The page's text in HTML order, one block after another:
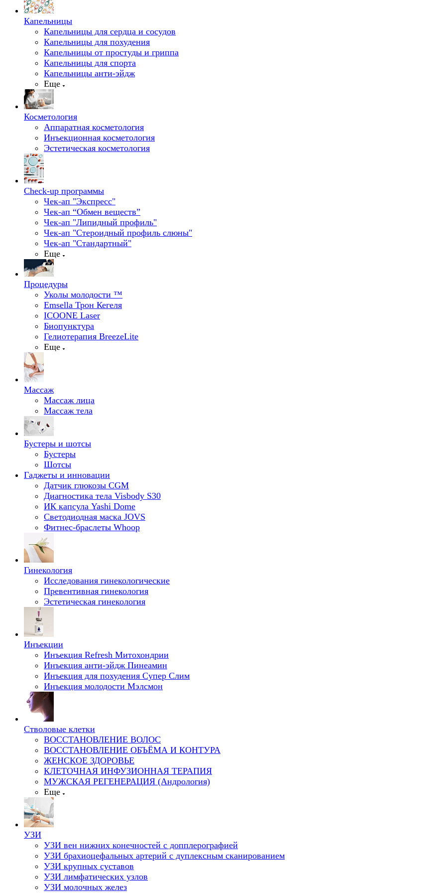
Капельницы
Капельницы для сердца и сосудов
Капельницы для похудения
Капельницы от простуды и гриппа
Капельницы для спорта
Капельницы анти-эйдж
Еще
Косметология
Аппаратная косметология
Инъекционная косметология
Эстетическая косметология
Check-up программы
Чек-ап "Экспресс"
Чек-ап “Обмен веществ”
Чек-ап "Липидный профиль"
Чек-ап "Стероидный профиль слюны"
Чек-ап "Стандартный"
Еще
Процедуры
Уколы молодости ™
Emsella Трон Кегеля
ICOONE Laser
Биопунктура
Гелиотерапия BreezeLite
Еще
Массаж
Массаж лица
Массаж тела
Бустеры и шотсы
Бустеры
Шотсы
Гаджеты и инновации
Датчик глюкозы CGM
Диагностика тела Visbody S30
ИК капсула Yashi Dome
Светодиодная маска JOVS
Фитнес-браслеты Whoop
Гинекология
Исследования гинекологические
Превентивная гинекология
Эстетическая гинекология
Инъекции
Инъекция Refresh Митохондрии
Инъекция анти-эйдж Пинеамин
Инъекция для похудения Супер Слим
Инъекция молодости Мэлсмон
Стволовые клетки
ВОССТАНОВЛЕНИЕ ВОЛОС
ВОССТАНОВЛЕНИЕ ОБЪЁМА И КОНТУРА
ЖЕНСКОЕ ЗДОРОВЬЕ
КЛЕТОЧНАЯ ИНФУЗИОННАЯ ТЕРАПИЯ
МУЖСКАЯ РЕГЕНЕРАЦИЯ (Андрология)
Еще
УЗИ
УЗИ вен нижних конечностей с допплерографией
УЗИ брахиоцефальных артерий с дуплексным сканированием
УЗИ крупных суставов
УЗИ лимфатических узлов
УЗИ молочных желез